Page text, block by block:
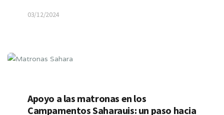
03/12/2024
Apoyo a las matronas en los
Campamentos Saharauis: un paso hacia